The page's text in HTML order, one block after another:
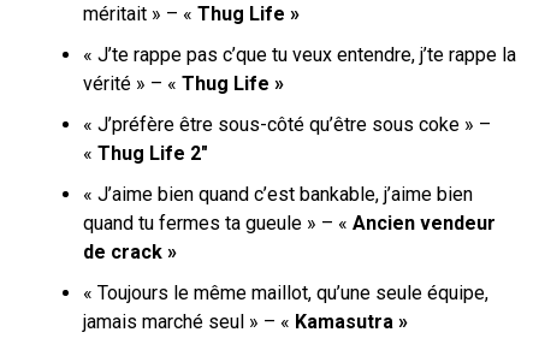
méritait » – « Thug Life »
« J’te rappe pas c’que tu veux entendre, j’te rappe la
vérité » – « Thug Life »
« J’préfère être sous-côté qu’être sous coke » –
« Thug Life 2″
« J’aime bien quand c’est bankable, j’aime bien
quand tu fermes ta gueule » – « Ancien vendeur
de crack »
« Toujours le même maillot, qu’une seule équipe,
jamais marché seul » – « Kamasutra »